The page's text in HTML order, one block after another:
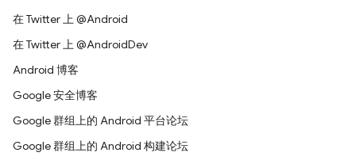
在 Twitter 上 @Android
在 Twitter 上 @AndroidDev
Android 博客
Google 安全博客
Google 群组上的 Android 平台论坛
Google 群组上的 Android 构建论坛